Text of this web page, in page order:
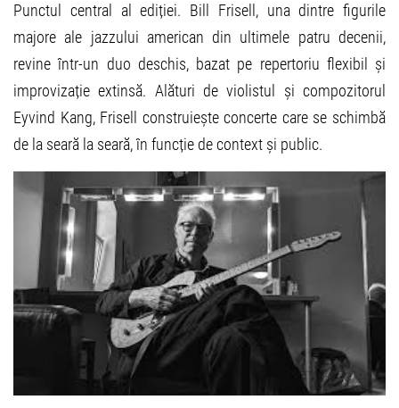
Punctul central al ediției. Bill Frisell, una dintre figurile
majore ale jazzului american din ultimele patru decenii,
revine într-un duo deschis, bazat pe repertoriu flexibil și
improvizație extinsă. Alături de violistul și compozitorul
Eyvind Kang, Frisell construiește concerte care se schimbă
de la seară la seară, în funcție de context și public.